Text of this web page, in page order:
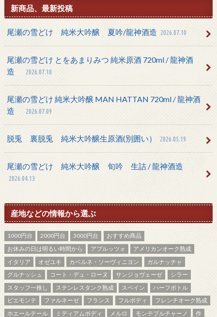
新商品、最新投稿
尾瀬の雪どけ 純米大吟醸 夏吟/龍神酒造 2026.07.10
尾瀬の雪どけ とをあまりみつ 純米原酒 720ml / 龍神酒
造
2026.07.10
尾瀬の雪どけ 純米大吟醸 MAN HATTAN 720ml / 龍神酒
造
2026.07.09
脱兎 裏脱兎 純米大吟醸生原酒(別囲い） 2026.05.19
尾瀬の雪どけ 純米大吟醸 旬吟 生詰 / 龍神酒造
2026.04.13
産地などの情報から選ぶ
1000円台 2000円台 3000円台
おすすめ商品
お休みの日は明るい時間から
アブルッツォ
アメリカンオーク熟成
イタリア
オゼユキ カベルネ・ソーヴィニヨン
ガルナッチャ
グルナッシュ
コート・デュ・ローヌ サンジョヴェーゼ
シラー
スタッフ一推し
ステンレスタンク熟成 スペイン
ハーフボトル
ピエモンテ
ファルネーゼ フランス フルボディ
フレンチオーク熟成
ホエールテール
ミディアムボディ メルロ モンテプルチャーノ
作